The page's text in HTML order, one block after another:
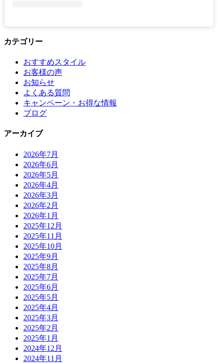
カテゴリー
おすすめスタイル
お客様の声
お知らせ
よくある質問
キャンペーン・お得な情報
ブログ
アーカイブ
2026年7月
2026年6月
2026年5月
2026年4月
2026年3月
2026年2月
2026年1月
2025年12月
2025年11月
2025年10月
2025年9月
2025年8月
2025年7月
2025年6月
2025年5月
2025年4月
2025年3月
2025年2月
2025年1月
2024年12月
2024年11月